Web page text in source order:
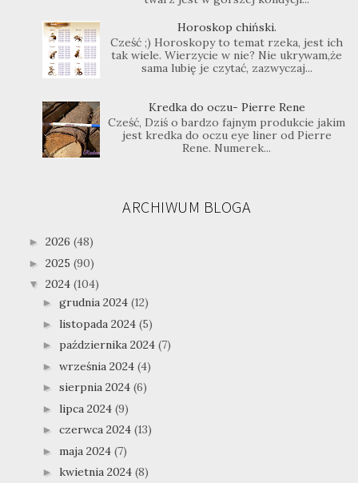
Horoskop chiński.
Cześć ;) Horoskopy to temat rzeka, jest ich
tak wiele. Wierzycie w nie? Nie ukrywam,że
sama lubię je czytać, zazwyczaj...
Kredka do oczu- Pierre Rene
Cześć, Dziś o bardzo fajnym produkcie jakim
jest kredka do oczu eye liner od Pierre
Rene. Numerek...
ARCHIWUM BLOGA
► 2026 (48)
► 2025 (90)
▼ 2024 (104)
► grudnia 2024 (12)
► listopada 2024 (5)
► października 2024 (7)
► września 2024 (4)
► sierpnia 2024 (6)
► lipca 2024 (9)
► czerwca 2024 (13)
► maja 2024 (7)
► kwietnia 2024 (8)